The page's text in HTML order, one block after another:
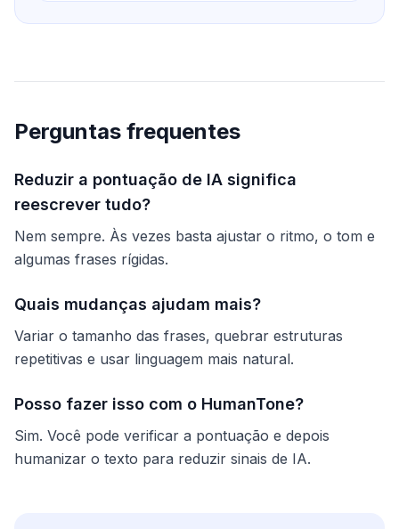
Perguntas frequentes
Reduzir a pontuação de IA significa
reescrever tudo?
Nem sempre. Às vezes basta ajustar o ritmo, o tom e
algumas frases rígidas.
Quais mudanças ajudam mais?
Variar o tamanho das frases, quebrar estruturas
repetitivas e usar linguagem mais natural.
Posso fazer isso com o HumanTone?
Sim. Você pode verificar a pontuação e depois
humanizar o texto para reduzir sinais de IA.